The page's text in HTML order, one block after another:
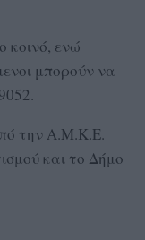
κοινό, ενώ
μπορούν να
την Α.Μ.Κ.Ε.
και το Δήμο